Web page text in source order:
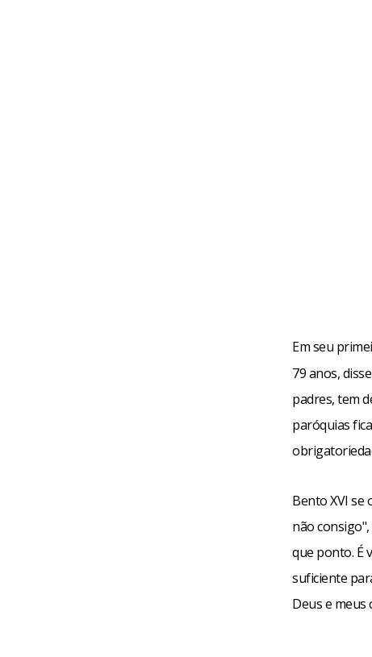
Em seu
79 anos,
padres, tem
paróquias
Bento XVI se
não
que ponto. É
suficiente
Deus e meus